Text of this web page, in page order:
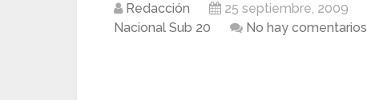
Redacción 25 septiembre, 2009
Nacional Sub 20
No hay comentarios